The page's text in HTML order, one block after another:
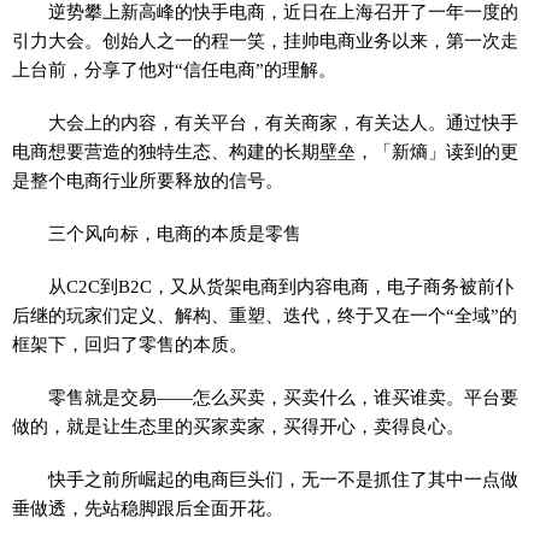
逆势攀上新高峰的快手电商，近日在上海召开了一年一度的
引力大会。创始人之一的程一笑，挂帅电商业务以来，第一次走
上台前，分享了他对“信任电商”的理解。
大会上的内容，有关平台，有关商家，有关达人。通过快手
电商想要营造的独特生态、构建的长期壁垒，「新熵」读到的更
是整个电商行业所要释放的信号。
三个风向标，电商的本质是零售
从C2C到B2C，又从货架电商到内容电商，电子商务被前仆
后继的玩家们定义、解构、重塑、迭代，终于又在一个“全域”的
框架下，回归了零售的本质。
零售就是交易——怎么买卖，买卖什么，谁买谁卖。平台要
做的，就是让生态里的买家卖家，买得开心，卖得良心。
快手之前所崛起的电商巨头们，无一不是抓住了其中一点做
垂做透，先站稳脚跟后全面开花。